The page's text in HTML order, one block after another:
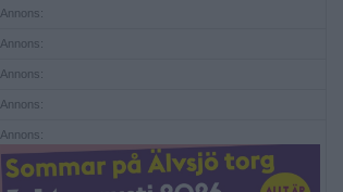
Annons:
Annons:
Annons:
Annons:
Annons: